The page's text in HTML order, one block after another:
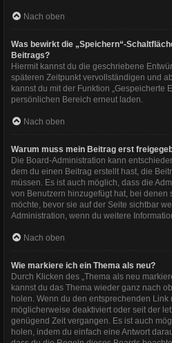
Nach oben
Was bewirkt die „Speichern“-
Beitrags?
Hiermit kannst du die geschriebene
späteren Zeitpunkt vervollständigen und
kannst du mit der Funktion „Gespeicherte
persönlichen Bereich erneut laden.
Nach oben
Warum muss mein Beitrag erst
Die Board-Administration kann
dem du einen Beitrag erstellt hast, die
müssen. Es ist auch möglich, dass die
von Benutzern hinzugefügt hat, bei denen
möchte, bevor sie auf der Seite sichtbar
Administration, wenn du weitere
Nach oben
Wie markiere ich ein Thema als neu?
Durch Klicken des „Thema als neu
kannst du das Thema wieder ganz nach
holen. Wenn du den entsprechenden Link
möglicherweise deaktiviert oder seit der
genügend Zeit vergangen. Es ist auch
holen, indem du einfach eine Antwort